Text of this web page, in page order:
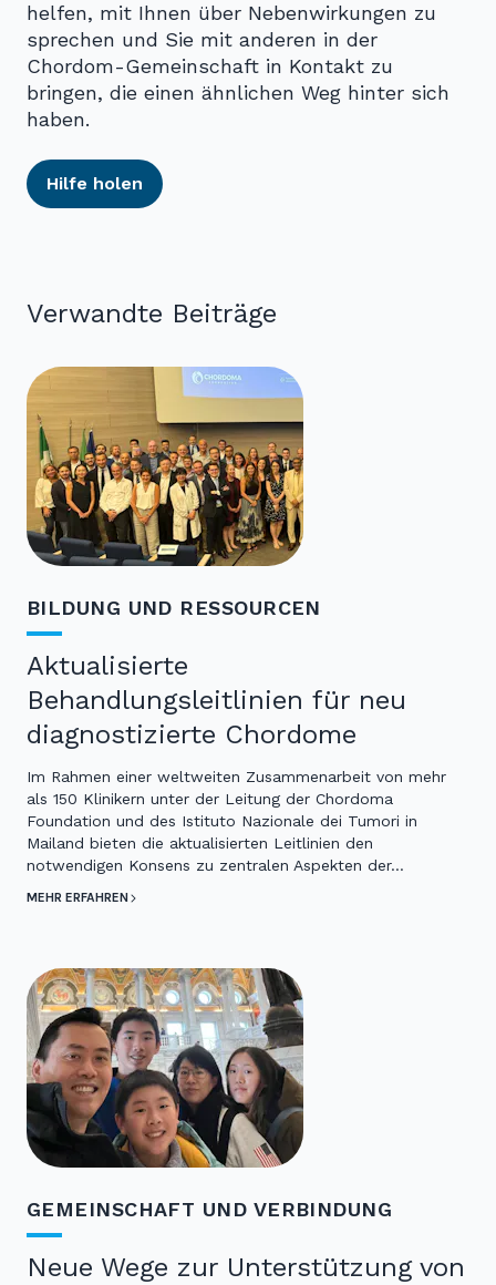
helfen, mit Ihnen über Nebenwirkungen zu
sprechen und Sie mit anderen in der
Chordom-Gemeinschaft in Kontakt zu
bringen, die einen ähnlichen Weg hinter sich
haben.
Hilfe holen
Verwandte Beiträge
BILDUNG UND RESSOURCEN
Aktualisierte
Behandlungsleitlinien für neu
diagnostizierte Chordome
Im Rahmen einer weltweiten Zusammenarbeit von mehr
als 150 Klinikern unter der Leitung der Chordoma
Foundation und des Istituto Nazionale dei Tumori in
Mailand bieten die aktualisierten Leitlinien den
notwendigen Konsens zu zentralen Aspekten der…
MEHR ERFAHREN
GEMEINSCHAFT UND VERBINDUNG
Neue Wege zur Unterstützung von